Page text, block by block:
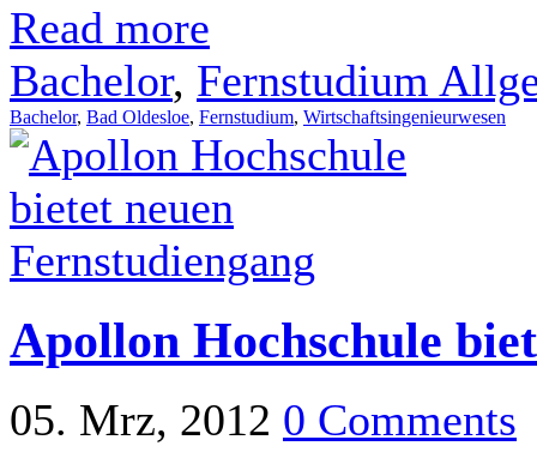
Read more
Bachelor, Fernstudium
Bachelor, Bad Oldesloe, Fernstudium, Wirtschaftsingenieurwesen
Apollon Hochschule
05. Mrz, 2012 0 Comments